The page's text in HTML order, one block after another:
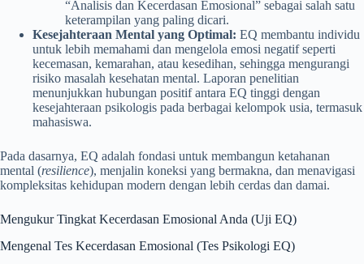
“Analisis dan Kecerdasan Emosional” sebagai salah satu
keterampilan yang paling dicari.
Kesejahteraan Mental yang Optimal: EQ membantu individu
untuk lebih memahami dan mengelola emosi negatif seperti
kecemasan, kemarahan, atau kesedihan, sehingga mengurangi
risiko masalah kesehatan mental. Laporan penelitian
menunjukkan hubungan positif antara EQ tinggi dengan
kesejahteraan psikologis pada berbagai kelompok usia, termasuk
mahasiswa.
Pada dasarnya, EQ adalah fondasi untuk membangun ketahanan
mental (resilience), menjalin koneksi yang bermakna, dan menavigasi
kompleksitas kehidupan modern dengan lebih cerdas dan damai.
Mengukur Tingkat Kecerdasan Emosional Anda (Uji EQ)
Mengenal Tes Kecerdasan Emosional (Tes Psikologi EQ)